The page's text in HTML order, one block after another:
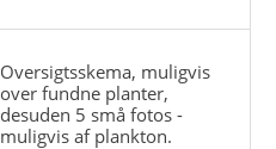
Oversigtsskema, muligvis
over fundne planter,
desuden 5 små fotos -
muligvis af plankton.